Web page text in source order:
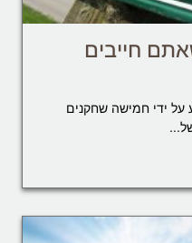
חייבים
על ידי חמישה שחקנים